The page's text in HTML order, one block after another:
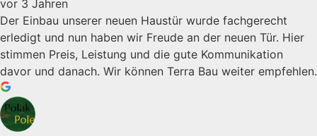
vor 3 Jahren
Der Einbau unserer neuen Haustür wurde fachgerecht
erledigt und nun haben wir Freude an der neuen Tür. Hier
stimmen Preis, Leistung und die gute Kommunikation
davor und danach. Wir können Terra Bau weiter empfehlen.